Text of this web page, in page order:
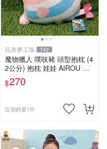
玩具夢工場 742
魔物獵人 噗吱豬 頭型抱枕 (4
2公分) 抱枕 娃娃 AIROU 艾
路 梅拉路 艾路貓
$270
近期銷量1件